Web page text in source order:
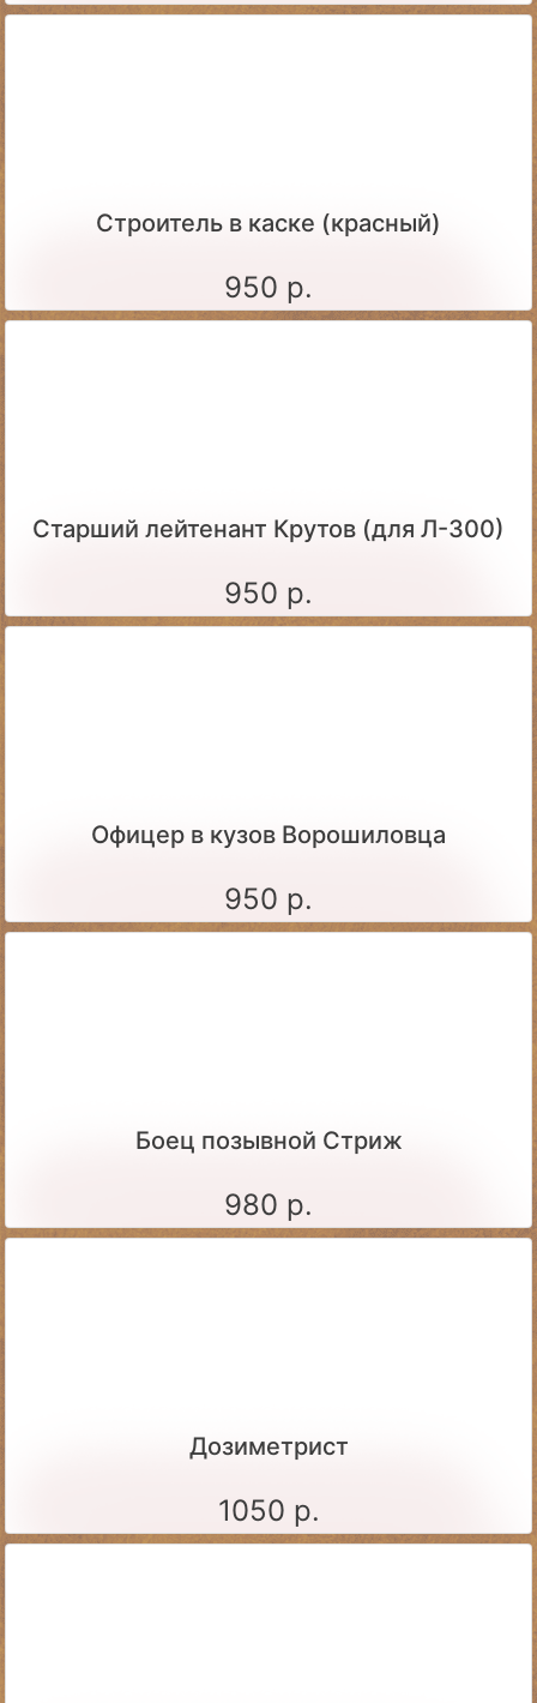
Строитель в каске (красный)
950 р.
Старший лейтенант Крутов (для Л-300)
950 р.
Офицер в кузов Ворошиловца
950 р.
Боец позывной Стриж
980 р.
Дозиметрист
1050 р.